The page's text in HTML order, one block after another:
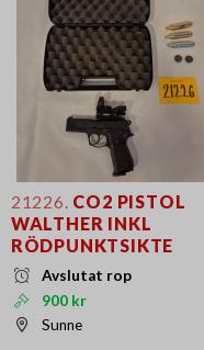
21226. CO2 PISTOL
WALTHER INKL
RÖDPUNKTSIKTE
Avslutat rop
900 kr
Sunne